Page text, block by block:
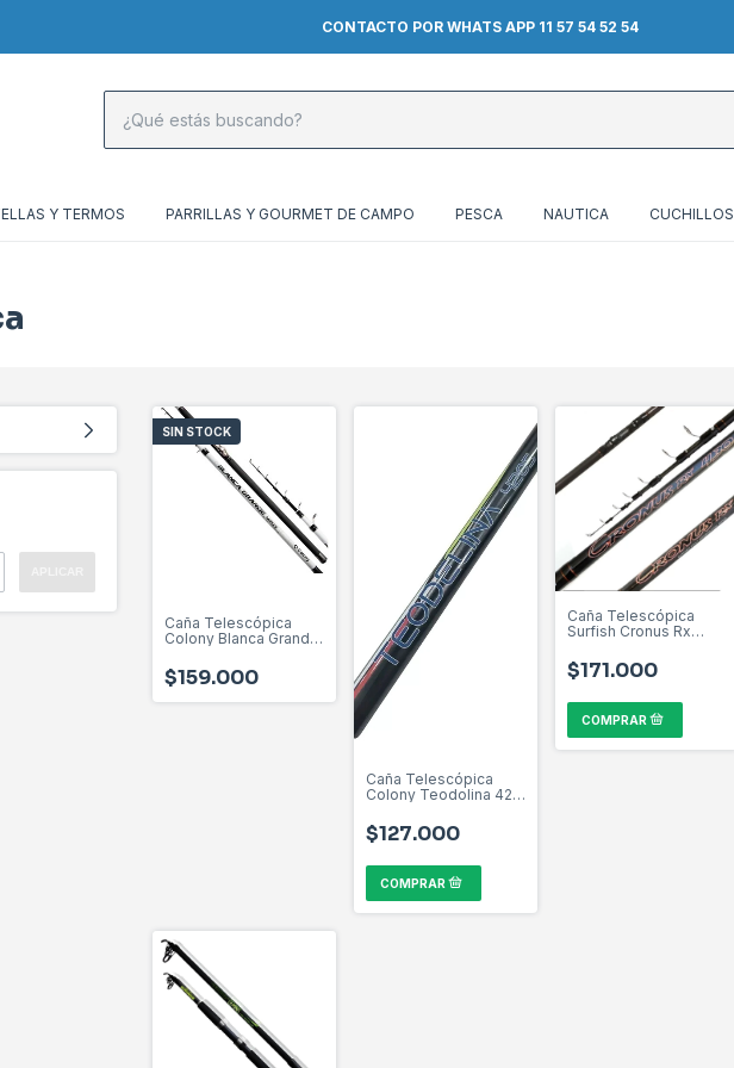
CONTACTO POR WHATS APP 11 57 54 52 54
Y TERMOS PARRILLAS Y GOURMET DE CAMPO PESCA NAUTICA CUCHILLOS
SIN STOCK
Caña Telescópica
Colony Blanca Grande
$159.000
Caña Telescópica
Colony Teodolina 420
$127.000
Caña Telescópica
Surfish Cronus Rx
Color Marrón
$171.000